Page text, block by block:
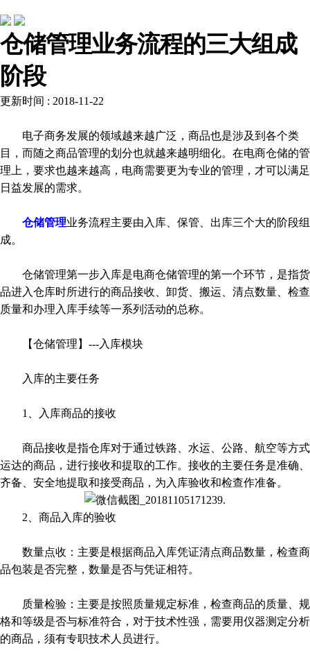
仓储管理业务流程的三大组成
阶段
更新时间 : 2018-11-22
电子商务发展的领域越来越广泛，商品也是涉及到各个类
目，而随之商品管理的划分也就越来越明细化。在电商仓储的管
理上，要求也越来越高，电商需要更为专业的管理，才可以满足
日益发展的需求。
仓储管理业务流程主要由入库、保管、出库三个大的阶段组
成。
仓储管理第一步入库是电商仓储管理的第一个环节，是指货
品进入仓库时所进行的商品接收、卸货、搬运、清点数量、检查
质量和办理入库手续等一系列活动的总称。
【仓储管理】---入库模块
入库的主要任务
1、入库商品的接收
商品接收是指仓库对于通过铁路、水运、公路、航空等方式
运达的商品，进行接收和提取的工作。接收的主要任务是准确、
齐备、安全地提取和接受商品，为入库验收和检查作准备。
2、商品入库的验收
数量点收：主要是根据商品入库凭证清点商品数量，检查商
品包装是否完整，数量是否与凭证相符。
质量检验：主要是按照质量规定标准，检查商品的质量、规
格和等级是否与标准符合，对于技术性强，需要用仪器测定分析
的商品，须有专职技术人员进行。